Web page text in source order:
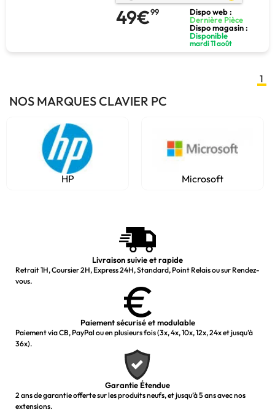
49€99
Dispo web :
Dernière Pièce
Dispo magasin :
Disponible
mardi 11 août
1
NOS MARQUES CLAVIER PC
HP Microsoft
Livraison suivie et rapide
Retrait 1H, Coursier 2H, Express 24H, Standard, Point Relais ou sur Rendez-
vous.
Paiement sécurisé et modulable
Paiement via CB, PayPal ou en plusieurs fois (3x, 4x, 10x, 12x, 24x et jusqu’à
36x).
Garantie Étendue
2 ans de garantie offerte sur les produits neufs, et jusqu’à 5 ans avec nos
extensions.